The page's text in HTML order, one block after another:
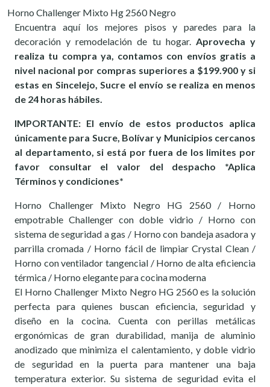
Horno Challenger Mixto Hg 2560 Negro
Encuentra aquí los mejores pisos y paredes para la
decoración y remodelación de tu hogar. Aprovecha y
realiza tu compra ya, contamos con envíos gratis a
nivel nacional por compras superiores a $199.900 y si
estas en Sincelejo, Sucre el envío se realiza en menos
de 24 horas hábiles.
IMPORTANTE: El envío de estos productos aplica
únicamente para Sucre, Bolívar y Municipios cercanos
al departamento, si está por fuera de los limites por
favor consultar el valor del despacho *Aplica
Términos y condiciones*
Horno Challenger Mixto Negro HG 2560 / Horno
empotrable Challenger con doble vidrio / Horno con
sistema de seguridad a gas / Horno con bandeja asadora y
parrilla cromada / Horno fácil de limpiar Crystal Clean /
Horno con ventilador tangencial / Horno de alta eficiencia
térmica / Horno elegante para cocina moderna
El Horno Challenger Mixto Negro HG 2560 es la solución
perfecta para quienes buscan eficiencia, seguridad y
diseño en la cocina. Cuenta con perillas metálicas
ergonómicas de gran durabilidad, manija de aluminio
anodizado que minimiza el calentamiento, y doble vidrio
de seguridad en la puerta para mantener una baja
temperatura exterior. Su sistema de seguridad evita el